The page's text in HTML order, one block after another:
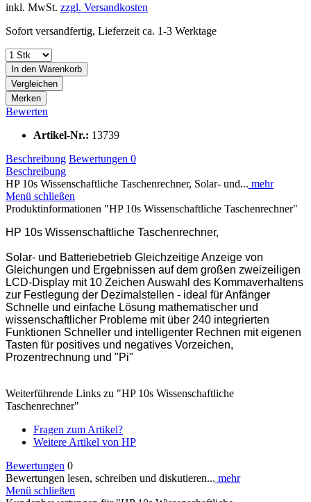
inkl. MwSt. zzgl. Versandkosten
Sofort versandfertig, Lieferzeit ca. 1-3 Werktage
In den Warenkorb
Vergleichen
Merken
Bewerten
Artikel-Nr.: 13739
Beschreibung Bewertungen 0
Beschreibung
HP 10s Wissenschaftliche Taschenrechner, Solar- und... mehr
Menü schließen
Produktinformationen "HP 10s Wissenschaftliche Taschenrechner"
HP 10s Wissenschaftliche Taschenrechner,
Solar- und Batteriebetrieb Gleichzeitige Anzeige von
Gleichungen und Ergebnissen auf dem großen zweizeiligen
LCD-Display mit 10 Zeichen Auswahl des Kommaverhaltens
zur Festlegung der Dezimalstellen - ideal für Anfänger
Schnelle und einfache Lösung mathematischer und
wissenschaftlicher Probleme mit über 240 integrierten
Funktionen Schneller und intelligenter Rechnen mit eigenen
Tasten für positives und negatives Vorzeichen,
Prozentrechnung und "Pi"
Weiterführende Links zu "HP 10s Wissenschaftliche
Taschenrechner"
Fragen zum Artikel?
Weitere Artikel von HP
Bewertungen 0
Bewertungen lesen, schreiben und diskutieren... mehr
Menü schließen